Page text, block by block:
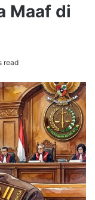
Maaf di
read